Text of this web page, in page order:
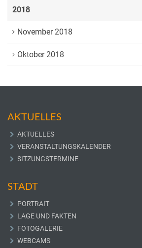
2018
November 2018
Oktober 2018
AKTUELLES
AKTUELLES
VERANSTALTUNGSKALENDER
SITZUNGSTERMINE
STADT
PORTRAIT
LAGE UND FAKTEN
FOTOGALERIE
WEBCAMS